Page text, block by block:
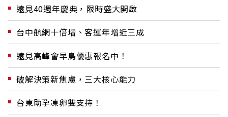
遠見40週年慶典，限時盛大開啟
台中航網十倍增、客運年增近三成
遠見高峰會早鳥優惠報名中！
破解決策新焦慮，三大核心能力
台東助孕凍卵雙支持！